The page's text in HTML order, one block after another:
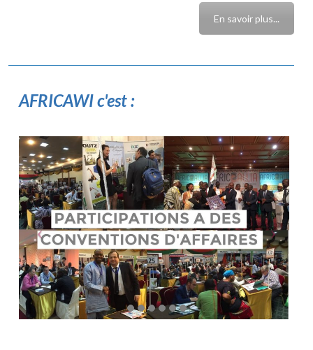
En savoir plus...
AFRICAWI c'est :